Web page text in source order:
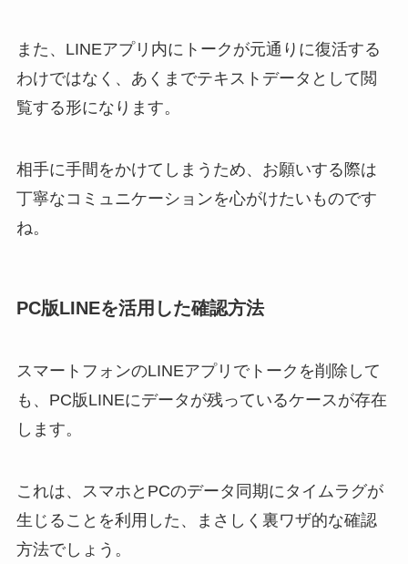
また、LINEアプリ内にトークが元通りに復活する
わけではなく、あくまでテキストデータとして閲
覧する形になります。
相手に手間をかけてしまうため、お願いする際は
丁寧なコミュニケーションを心がけたいものです
ね。
PC版LINEを活用した確認方法
スマートフォンのLINEアプリでトークを削除して
も、PC版LINEにデータが残っているケースが存在
します。
これは、スマホとPCのデータ同期にタイムラグが
生じることを利用した、まさしく裏ワザ的な確認
方法でしょう。